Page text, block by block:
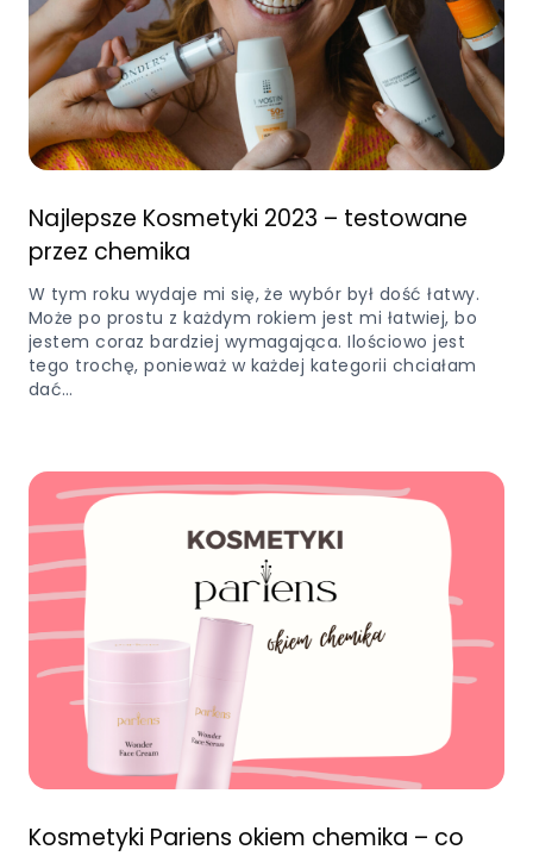
Najlepsze Kosmetyki 2023 – testowane
przez chemika
W tym roku wydaje mi się, że wybór był dość łatwy.
Może po prostu z każdym rokiem jest mi łatwiej, bo
jestem coraz bardziej wymagająca. Ilościowo jest
tego trochę, ponieważ w każdej kategorii chciałam
dać…
Kosmetyki Pariens okiem chemika – co